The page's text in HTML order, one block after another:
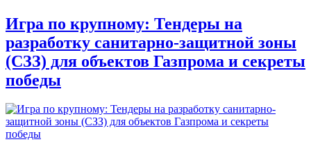
Игра по крупному: Тендеры на
разработку санитарно-защитной зоны
(СЗЗ) для объектов Газпрома и секреты
победы